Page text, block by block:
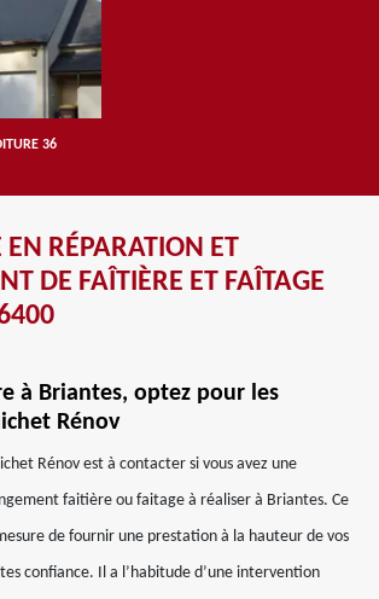
36
EN RÉPARATION ET
DE FAÎTIÈRE ET FAÎTAGE
à Briantes, optez pour les
Rénov
Rénov est à contacter si vous avez une
faitière ou faitage à réaliser à Briantes. Ce
de fournir une prestation à la hauteur de vos
confiance. Il a l’habitude d’une intervention